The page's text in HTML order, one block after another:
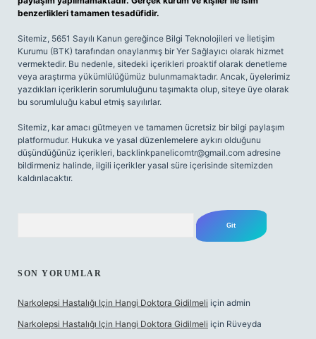
benzerlikleri tamamen tesadüfidir.
Sitemiz, 5651 Sayılı Kanun gereğince Bilgi Teknolojileri ve İletişim
Kurumu (BTK) tarafından onaylanmış bir Yer Sağlayıcı olarak hizmet
vermektedir. Bu nedenle, sitedeki içerikleri proaktif olarak denetleme
veya araştırma yükümlülüğümüz bulunmamaktadır. Ancak, üyelerimiz
yazdıkları içeriklerin sorumluluğunu taşımakta olup, siteye üye olarak
bu sorumluluğu kabul etmiş sayılırlar.
Sitemiz, kar amacı gütmeyen ve tamamen ücretsiz bir bilgi paylaşım
platformudur. Hukuka ve yasal düzenlemelere aykırı olduğunu
düşündüğünüz içerikleri, backlinkpanelicomtr@gmail.com adresine
bildirmeniz halinde, ilgili içerikler yasal süre içerisinde sitemizden
kaldırılacaktır.
SON YORUMLAR
Narkolepsi Hastalığı Için Hangi Doktora Gidilmeli için admin
Narkolepsi Hastalığı Için Hangi Doktora Gidilmeli için Rüveyda